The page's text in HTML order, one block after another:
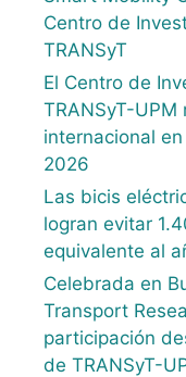
Centro de
TRANSyT
El Centro de
TRANSyT-
internacional
2026
Las bicis
logran evitar
equivalente al
Celebrada en
Transport
participación
de TRANSyT-